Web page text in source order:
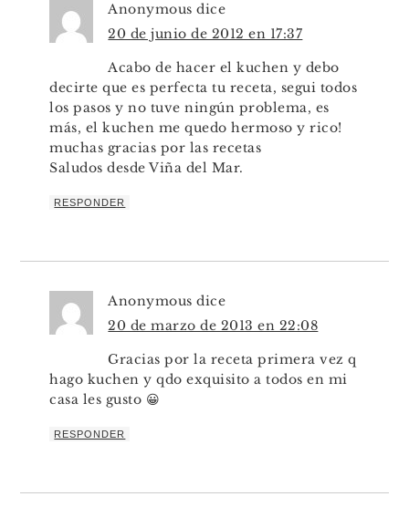
Anonymous dice
20 de junio de 2012 en 17:37
Acabo de hacer el kuchen y debo
decirte que es perfecta tu receta, segui todos
los pasos y no tuve ningún problema, es
más, el kuchen me quedo hermoso y rico!
muchas gracias por las recetas
Saludos desde Viña del Mar.
RESPONDER
Anonymous dice
20 de marzo de 2013 en 22:08
Gracias por la receta primera vez q
hago kuchen y qdo exquisito a todos en mi
casa les gusto 😀
RESPONDER